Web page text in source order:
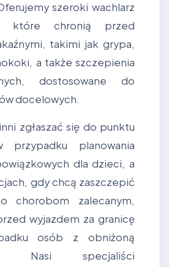
szeroki wachlarz
które chronią przed
takimi jak grypa,
a także szczepienia
dostosowane do
docelowych.
zgłaszać się do punktu
przypadku planowania
dla dzieci, a
gdy chcą zaszczepić
chorobom zalecanym,
wyjazdem za granicę
osób z obniżoną
Nasi specjaliści